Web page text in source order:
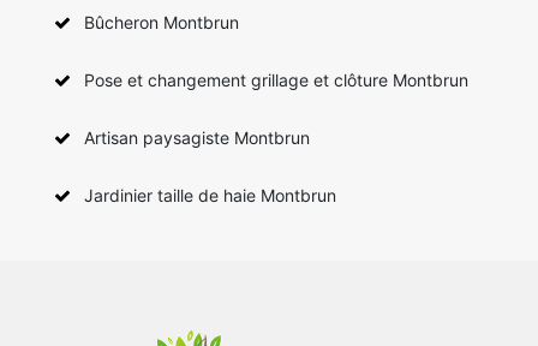
Bûcheron Montbrun
Pose et changement grillage et clôture Montbrun
Artisan paysagiste Montbrun
Jardinier taille de haie Montbrun